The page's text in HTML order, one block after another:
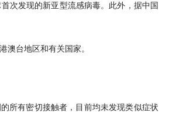
次发现的新亚型流感病毒。此外，据中国
澳台地区和有关国家。
所有密切接触者，目前均未发现类似症状